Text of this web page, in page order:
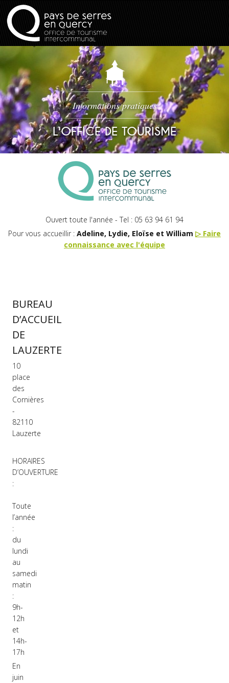
Informations pratiques
L'OFFICE DE TOURISME
Ouvert toute l'année - Tel : 05 63 94 61 94
Pour vous accueillir : Adeline, Lydie, Eloïse et William ▷ Faire
connaissance avec l'équipe
BUREAU
D’ACCUEIL
DE
LAUZERTE
10
place
des
Cornières
-
82110
Lauzerte
HORAIRES
D’OUVERTURE
:
Toute
l’année
:
du
lundi
au
samedi
matin
:
9h-
12h
et
14h-
17h
En
juin